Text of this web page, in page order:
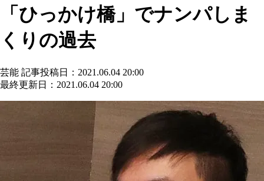
「ひっかけ橋」でナンパしま
くりの過去
芸能 記事投稿日：2021.06.04 20:00
最終更新日：2021.06.04 20:00